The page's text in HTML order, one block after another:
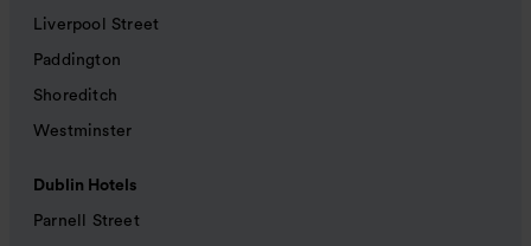
Liverpool Street
Paddington
Shoreditch
Westminster
Dublin Hotels
Parnell Street